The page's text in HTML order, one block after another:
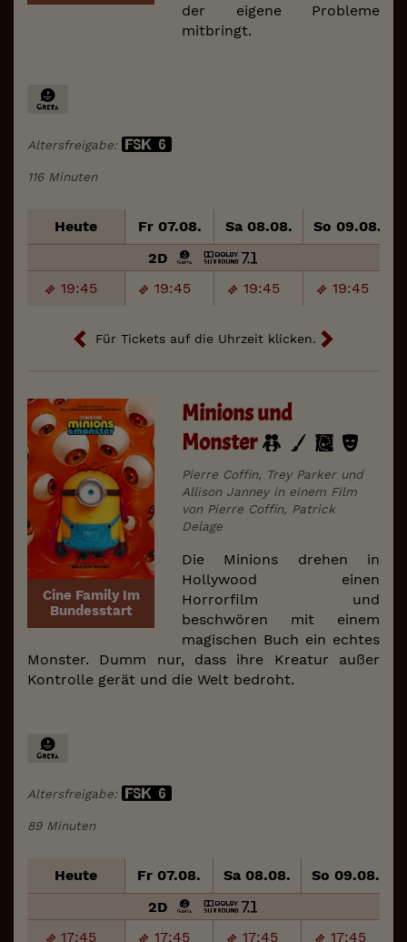
der eigene Probleme
mitbringt.
Altersfreigabe:
116 Minuten
Heute Fr 07.08. Sa 08.08. So 09.08.
19:45 19:45 19:45 19:45
2D
Für Tickets auf die Uhrzeit klicken.
Cine Family Im
Bundesstart
Minions und
Monster
Pierre Coffin, Trey Parker und
Allison Janney in einem Film
von Pierre Coffin, Patrick
Delage
Die Minions drehen in
Hollywood einen
Horrorfilm und
beschwören mit einem
magischen Buch ein echtes
Monster. Dumm nur, dass ihre Kreatur außer
Kontrolle gerät und die Welt bedroht.
Altersfreigabe:
89 Minuten
Heute Fr 07.08. Sa 08.08. So 09.08.
17:45 17:45 17:45 17:45
2D